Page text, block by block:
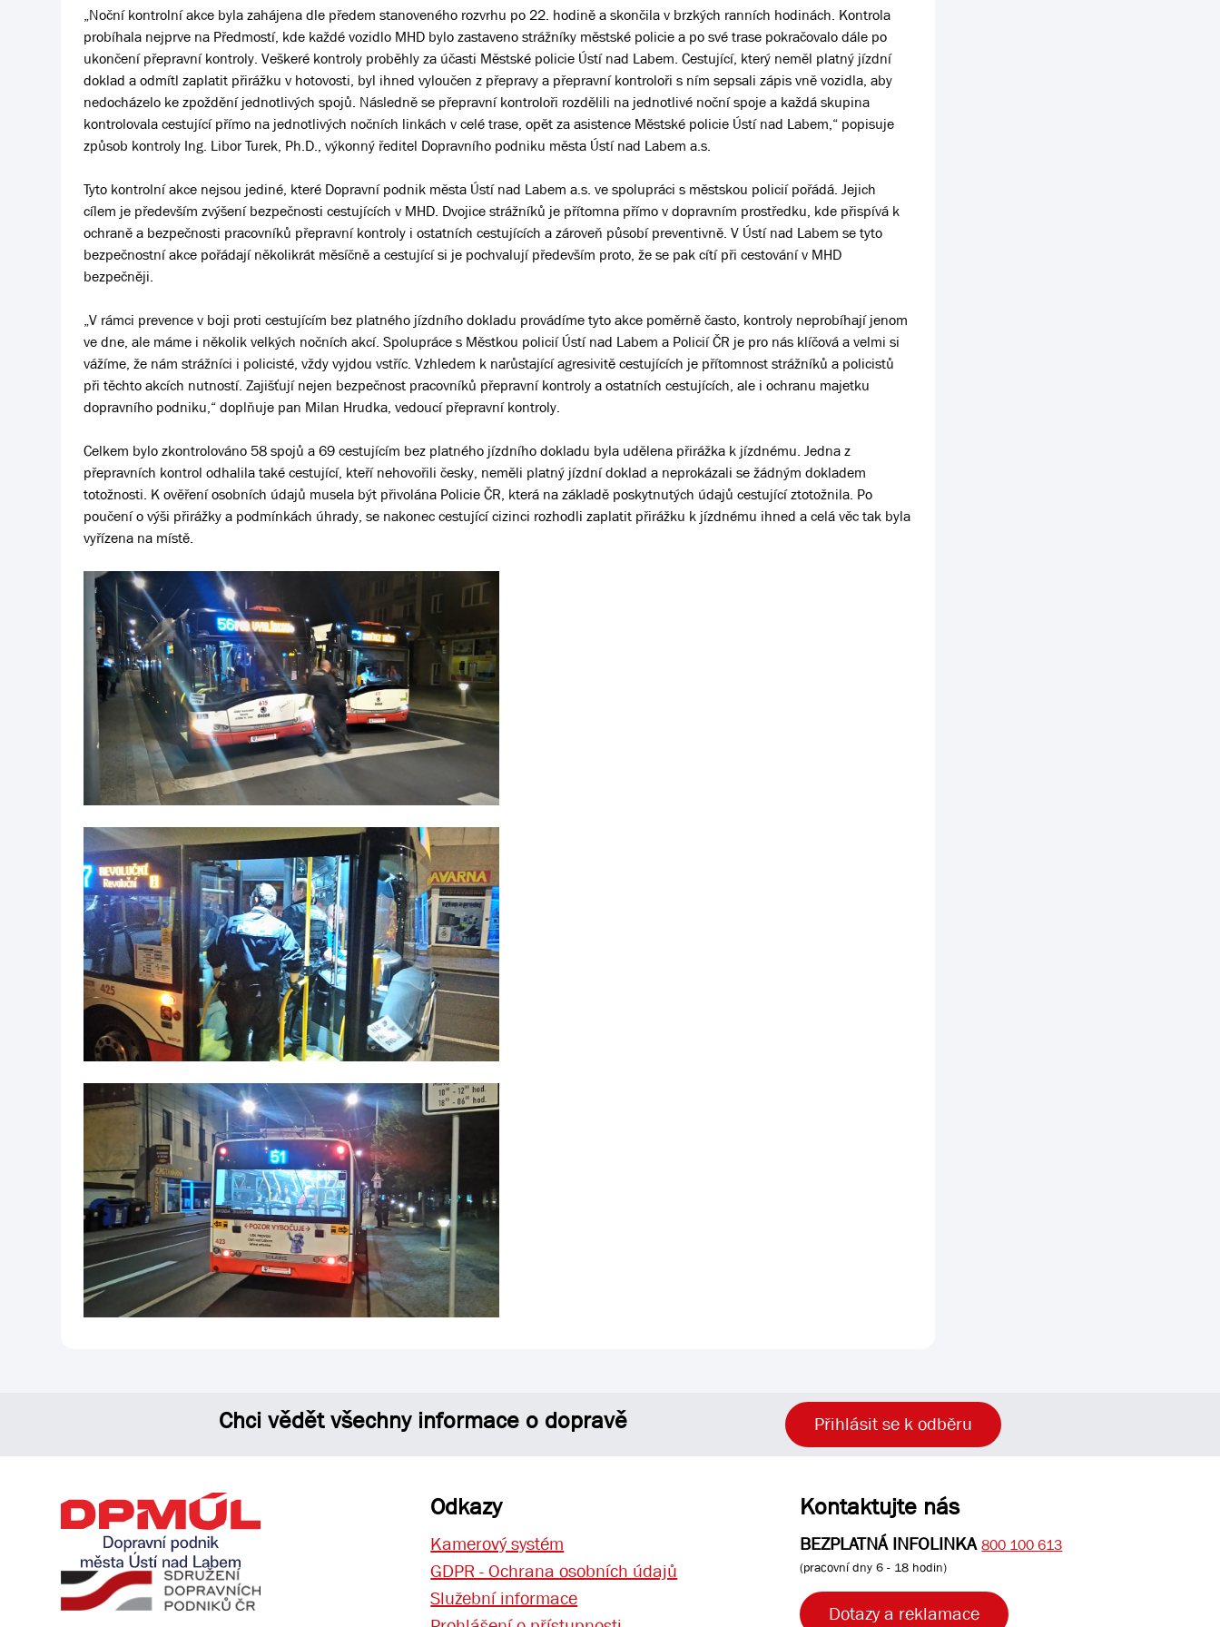
„Noční kontrolní akce byla zahájena dle předem stanoveného rozvrhu po 22. hodině a skončila v brzkých ranních hodinách. Kontrola
probíhala nejprve na Předmostí, kde každé vozidlo MHD bylo zastaveno strážníky městské policie a po své trase pokračovalo dále po
ukončení přepravní kontroly. Veškeré kontroly proběhly za účasti Městské policie Ústí nad Labem. Cestující, který neměl platný jízdní
doklad a odmítl zaplatit přirážku v hotovosti, byl ihned vyloučen z přepravy a přepravní kontroloři s ním sepsali zápis vně vozidla, aby
nedocházelo ke zpoždění jednotlivých spojů. Následně se přepravní kontroloři rozdělili na jednotlivé noční spoje a každá skupina
kontrolovala cestující přímo na jednotlivých nočních linkách v celé trase, opět za asistence Městské policie Ústí nad Labem,“ popisuje
způsob kontroly Ing. Libor Turek, Ph.D., výkonný ředitel Dopravního podniku města Ústí nad Labem a.s.
Tyto kontrolní akce nejsou jediné, které Dopravní podnik města Ústí nad Labem a.s. ve spolupráci s městskou policií pořádá. Jejich
cílem je především zvýšení bezpečnosti cestujících v MHD. Dvojice strážníků je přítomna přímo v dopravním prostředku, kde přispívá k
ochraně a bezpečnosti pracovníků přepravní kontroly i ostatních cestujících a zároveň působí preventivně. V Ústí nad Labem se tyto
bezpečnostní akce pořádají několikrát měsíčně a cestující si je pochvalují především proto, že se pak cítí při cestování v MHD
bezpečněji.
„V rámci prevence v boji proti cestujícím bez platného jízdního dokladu provádíme tyto akce poměrně často, kontroly neprobíhají jenom
ve dne, ale máme i několik velkých nočních akcí. Spolupráce s Městkou policií Ústí nad Labem a Policií ČR je pro nás klíčová a velmi si
vážíme, že nám strážníci i policisté, vždy vyjdou vstříc. Vzhledem k narůstající agresivitě cestujících je přítomnost strážníků a policistů
při těchto akcích nutností. Zajišťují nejen bezpečnost pracovníků přepravní kontroly a ostatních cestujících, ale i ochranu majetku
dopravního podniku,“ doplňuje pan Milan Hrudka, vedoucí přepravní kontroly.
Celkem bylo zkontrolováno 58 spojů a 69 cestujícím bez platného jízdního dokladu byla udělena přirážka k jízdnému. Jedna z
přepravních kontrol odhalila také cestující, kteří nehovořili česky, neměli platný jízdní doklad a neprokázali se žádným dokladem
totožnosti. K ověření osobních údajů musela být přivolána Policie ČR, která na základě poskytnutých údajů cestující ztotožnila. Po
poučení o výši přirážky a podmínkách úhrady, se nakonec cestující cizinci rozhodli zaplatit přirážku k jízdnému ihned a celá věc tak byla
vyřízena na místě.
Chci vědět všechny informace o dopravě Přihlásit se k odběru
Odkazy
Kamerový systém
GDPR - Ochrana osobních údajů
Služební informace
Kontaktujte nás
BEZPLATNÁ INFOLINKA 800 100 613
(pracovní dny 6 - 18 hodin)
Dotazy a reklamace